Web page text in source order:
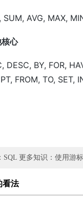
SUM, AVG, MAX,
心
DESC, BY, FOR,
FROM, TO, SET,
SQL 更多知识：使用游标
看法